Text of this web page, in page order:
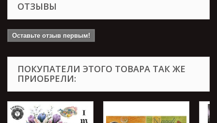
ОТЗЫВЫ
Оставьте отзыв первым!
ПОКУПАТЕЛИ ЭТОГО ТОВАРА ТАК ЖЕ
ПРИОБРЕЛИ: